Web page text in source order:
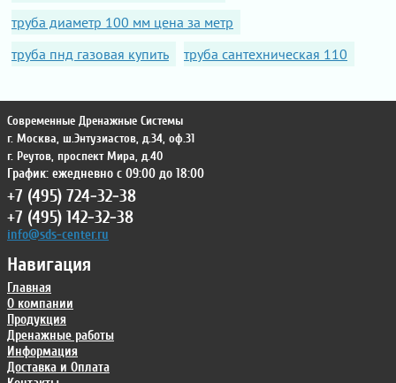
труба диаметр 100 мм цена за метр
труба пнд газовая купить
труба сантехническая 110
Навигация
Главная
О компании
Продукция
Дренажные работы
Информация
Доставка и Оплата
Современные Дренажные Системы
г. Москва, ш.Энтузиастов, д.34, оф.31
г. Реутов, проспект Мира, д.40
График: ежедневно с 09:00 до 18:00
+7 (495) 724-32-38
+7 (495) 142-32-38
info@sds-center.ru